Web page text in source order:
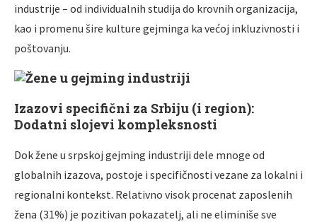
industrije – od individualnih studija do krovnih organizacija,
kao i promenu šire kulture gejminga ka većoj inkluzivnosti i
poštovanju.
Izazovi specifični za Srbiju (i region):
Dodatni slojevi kompleksnosti
Dok žene u srpskoj gejming industriji dele mnoge od
globalnih izazova, postoje i specifičnosti vezane za lokalni i
regionalni kontekst. Relativno visok procenat zaposlenih
žena (31%) je pozitivan pokazatelj, ali ne eliminiše sve